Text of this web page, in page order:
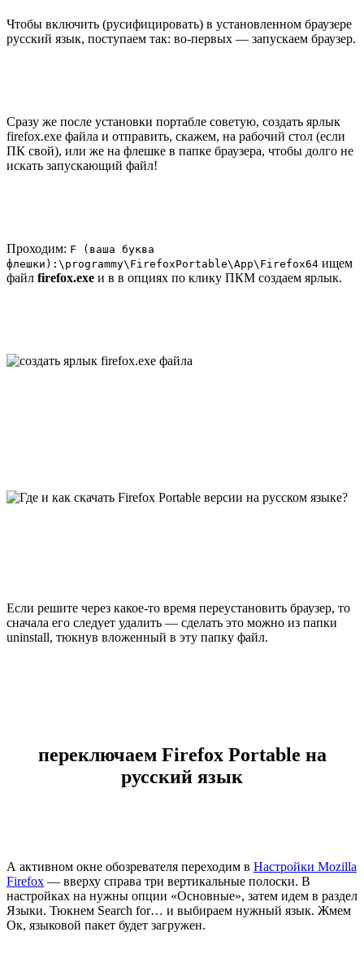
Чтобы включить (русифицировать) в установленном браузере
русский язык, поступаем так: во-первых — запускаем браузер.
Сразу же после установки портабле советую, создать ярлык
firefox.exe файла и отправить, скажем, на рабочий стол (если
ПК свой), или же на флешке в папке браузера, чтобы долго не
искать запускающий файл!
Проходим: F (ваша буква
флешки):\programmy\FirefoxPortable\App\Firefox64 ищем
файл firefox.exe и в в опциях по клику ПКМ создаем ярлык.
Если решите через какое-то время переустановить браузер, то
сначала его следует удалить — сделать это можно из папки
uninstall, тюкнув вложенный в эту папку файл.
переключаем Firefox Portable на
русский язык
А активном окне обозревателя переходим в Настройки Mozilla
Firefox — вверху справа три вертикальные полоски. В
настройках на нужны опции «Основные», затем идем в раздел
Языки. Тюкнем Search for… и выбираем нужный язык. Жмем
Ок, языковой пакет будет загружен.